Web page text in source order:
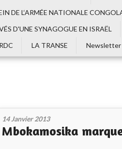
DE L‘ARMÉE NATIONALE
D'UNE SYNAGOGUE EN ISRAËL
LA TRANSE Newsletter
14 Janvier 2013
Mbokamosika